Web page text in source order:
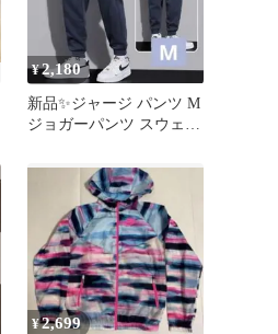
¥2,180
新品✨ジャージ パンツ M
ジョガーパンツ スウェッ
¥2,699